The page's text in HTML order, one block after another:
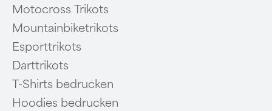
Motocross Trikots
Mountainbiketrikots
Esporttrikots
Darttrikots
T-Shirts bedrucken
Hoodies bedrucken